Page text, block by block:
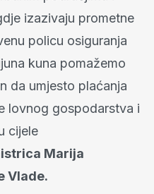
izazivaju prometne
policu osiguranja
kuna pomažemo
da umjesto plaćanja
lovnog gospodarstva i
cijele
Marija
Vlade.